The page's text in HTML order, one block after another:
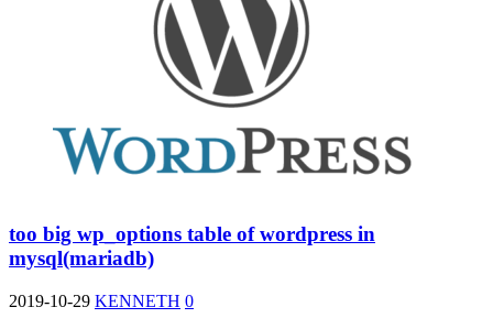
too big wp_options table of wordpress in
mysql(mariadb)
2019-10-29 KENNETH 0